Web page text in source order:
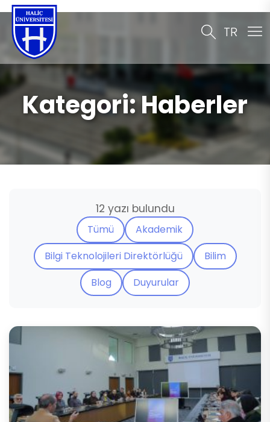
TR
Kategori:Haberler
12 yazı bulundu
Tümü
Akademik
Bilgi Teknolojileri Direktörlüğü
Bilim
Blog
Duyurular